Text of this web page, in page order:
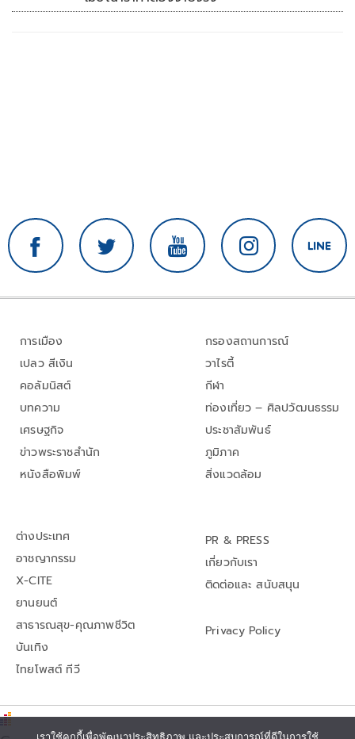
การเมือง
เปลว สีเงิน
คอลัมนิสต์
บทความ
เศรษฐกิจ
ข่าวพระราชสำนัก
หนังสือพิมพ์
กรองสถานการณ์
วาไรตี้
กีฬา
ท่องเที่ยว – ศิลปวัฒนธรรม
ประชาสัมพันธ์
ภูมิภาค
สิ่งแวดล้อม
ต่างประเทศ
อาชญากรรม
X-CITE
ยานยนต์
สาธารณสุข-คุณภาพชีวิต
บันเทิง
ไทยโพสต์ ทีวี
PR & PRESS
เกี่ยวกับเรา
ติดต่อและ สนับสนุน
Privacy Policy